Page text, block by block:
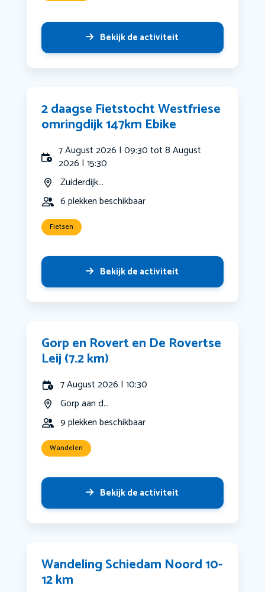
Bekijk de activiteit
2 daagse Fietstocht Westfriese
omringdijk 147km Ebike
7 August 2026 | 09:30 tot 8 August
2026 | 15:30
Zuiderdijk...
6 plekken beschikbaar
Fietsen
Bekijk de activiteit
Gorp en Rovert en De Rovertse
Leij (7.2 km)
7 August 2026 | 10:30
Gorp aan d...
9 plekken beschikbaar
Wandelen
Bekijk de activiteit
Wandeling Schiedam Noord 10-
12 km